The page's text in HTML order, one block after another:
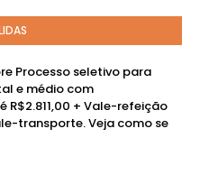
Processo seletivo para
e médio com
R$2.811,00 + Vale-refeição
transporte. Veja como se